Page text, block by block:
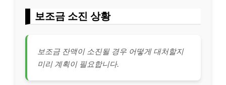
보조금 소진 상황
보조금 잔액이 소진될 경우 어떻게 대처할지
미리 계획이 필요합니다.